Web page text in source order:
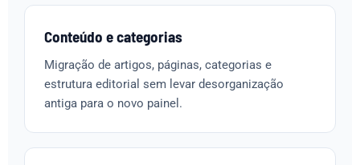
Conteúdo e categorias
Migração de artigos, páginas, categorias e
estrutura editorial sem levar desorganização
antiga para o novo painel.